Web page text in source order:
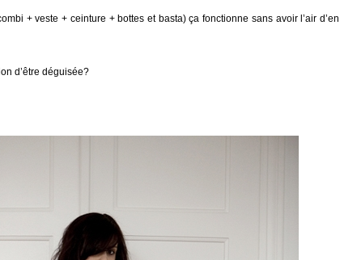
+ veste + ceinture + bottes et basta) ça fonctionne sans avoir l’air d’en
d’être déguisée?